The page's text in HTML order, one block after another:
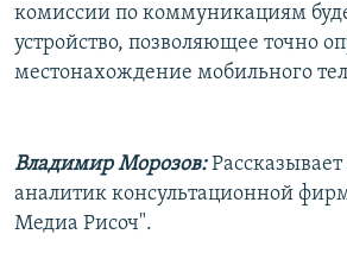
комиссии по коммуникациям
устройство, позволяющее точно
местонахождение мобильного
Владимир Морозов:
аналитик консультационной
Медиа Рисоч".